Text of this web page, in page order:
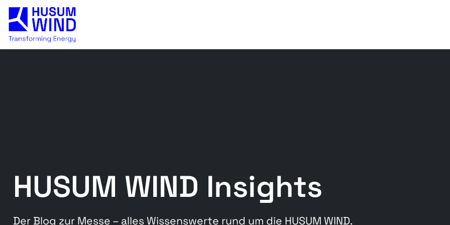
HUSUM WIND Insights
Der Blog zur Messe – alles Wissenswerte rund um die HUSUM WIND.